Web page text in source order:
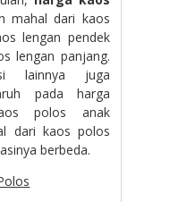
mahal dari kaos
lengan pendek
lengan panjang.
lainnya juga
pada harga
polos anak
dari kaos polos
berbeda.